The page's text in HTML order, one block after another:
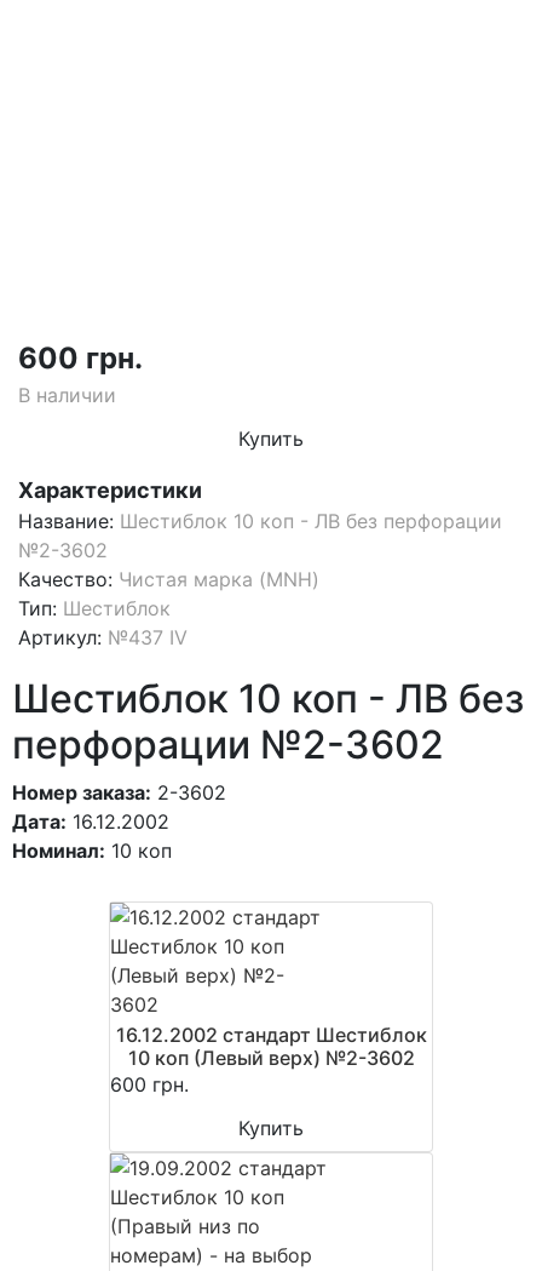
600 грн.
В наличии
Купить
Характеристики
Название: Шестиблок 10 коп - ЛВ без перфорации
№2-3602
Качество: Чистая марка (MNH)
Тип: Шестиблок
Артикул: №437 IV
Шестиблок 10 коп - ЛВ без
перфорации №2-3602
Номер заказа: 2-3602
Дата: 16.12.2002
Номинал: 10 коп
16.12.2002 стандарт Шестиблок
10 коп (Левый верх) №2-3602
600 грн.
Купить